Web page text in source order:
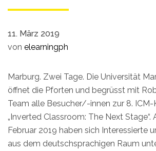
11. März 2019
von elearningph
Marburg. Zwei Tage. Die Universität
öffnet die Pforten und begrüsst mit
Team alle Besucher/-innen zur 8.
„Inverted Classroom: The Next Stage“.
Februar 2019 haben sich Interessierte
aus dem deutschsprachigen Raum